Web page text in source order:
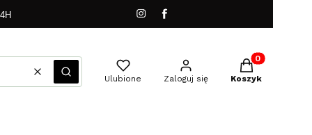
WyczyśćSzukaj Ulubione Zaloguj się
Produkty w
Koszyk